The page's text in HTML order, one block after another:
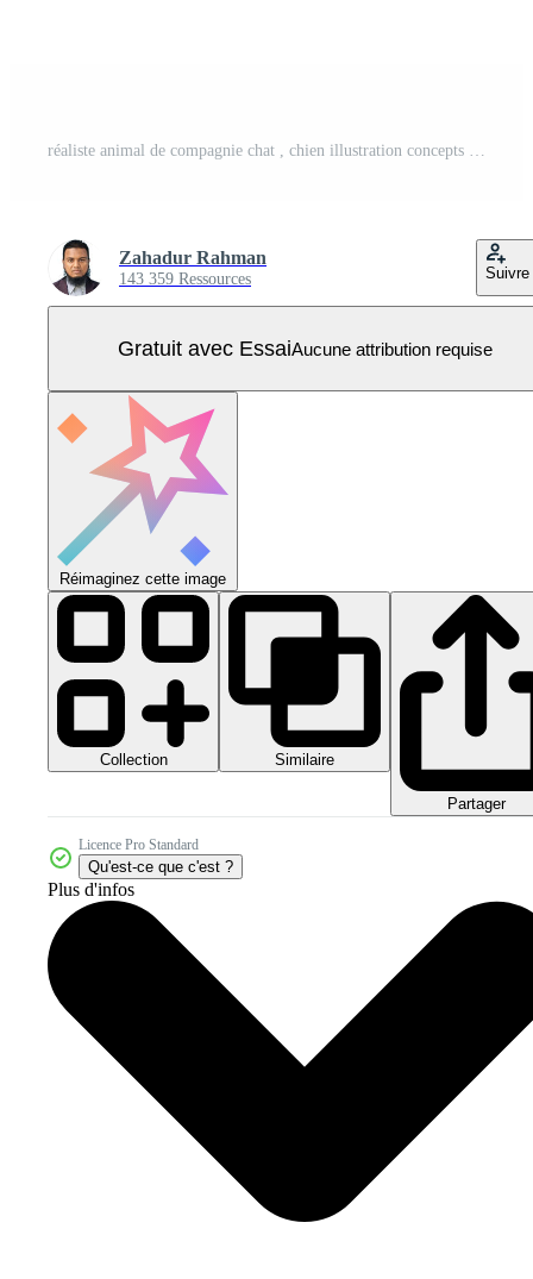
réaliste animal de compagnie chat , chien illustration concepts Vecteur Pro
Zahadur Rahman
143 359 Ressources Suivre
Gratuit avec EssaiAucune attribution requise
Réimaginez cette image
Collection Similaire
Partager
Licence Pro Standard
Qu'est-ce que c'est ?
Plus d'infos